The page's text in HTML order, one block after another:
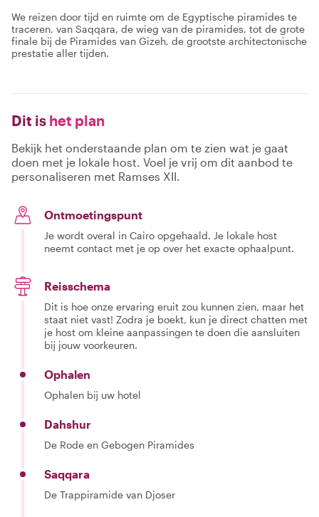
We reizen door tijd en ruimte om de Egyptische piramides te
traceren, van Saqqara, de wieg van de piramides, tot de grote
finale bij de Piramides van Gizeh, de grootste architectonische
prestatie aller tijden.
Dit is het plan
Bekijk het onderstaande plan om te zien wat je gaat
doen met je lokale host. Voel je vrij om dit aanbod te
personaliseren met Ramses XII.
Ontmoetingspunt
Je wordt overal in Cairo opgehaald. Je lokale host
neemt contact met je op over het exacte ophaalpunt.
Reisschema
Dit is hoe onze ervaring eruit zou kunnen zien, maar het
staat niet vast! Zodra je boekt, kun je direct chatten met
je host om kleine aanpassingen te doen die aansluiten
bij jouw voorkeuren.
Ophalen
Ophalen bij uw hotel
Dahshur
De Rode en Gebogen Piramides
Saqqara
De Trappiramide van Djoser